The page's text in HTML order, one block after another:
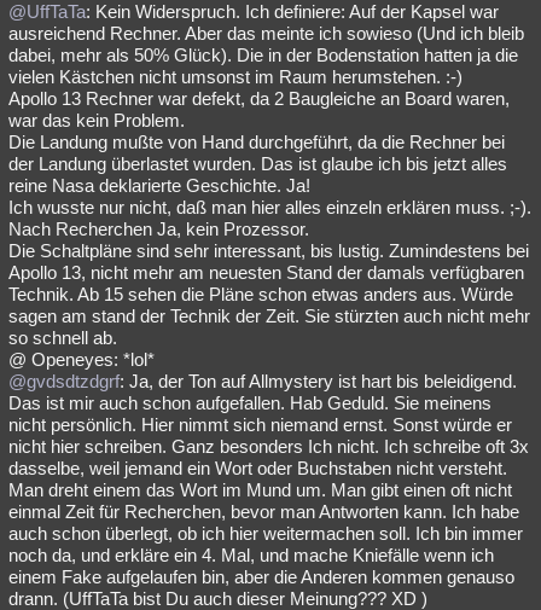
@UffTaTa: Kein Widerspruch. Ich definiere: Auf der Kapsel war
ausreichend Rechner. Aber das meinte ich sowieso (Und ich bleib
dabei, mehr als 50% Glück). Die in der Bodenstation hatten ja die
vielen Kästchen nicht umsonst im Raum herumstehen. :-)
Apollo 13 Rechner war defekt, da 2 Baugleiche an Board waren,
war das kein Problem.
Die Landung mußte von Hand durchgeführt, da die Rechner bei
der Landung überlastet wurden. Das ist glaube ich bis jetzt alles
reine Nasa deklarierte Geschichte. Ja!
Ich wusste nur nicht, daß man hier alles einzeln erklären muss. ;-).
Nach Recherchen Ja, kein Prozessor.
Die Schaltpläne sind sehr interessant, bis lustig. Zumindestens bei
Apollo 13, nicht mehr am neuesten Stand der damals verfügbaren
Technik. Ab 15 sehen die Pläne schon etwas anders aus. Würde
sagen am stand der Technik der Zeit. Sie stürzten auch nicht mehr
so schnell ab.
@ Openeyes: *lol*
@gvdsdtzdgrf: Ja, der Ton auf Allmystery ist hart bis beleidigend.
Das ist mir auch schon aufgefallen. Hab Geduld. Sie meinens
nicht persönlich. Hier nimmt sich niemand ernst. Sonst würde er
nicht hier schreiben. Ganz besonders Ich nicht. Ich schreibe oft 3x
dasselbe, weil jemand ein Wort oder Buchstaben nicht versteht.
Man dreht einem das Wort im Mund um. Man gibt einen oft nicht
einmal Zeit für Recherchen, bevor man Antworten kann. Ich habe
auch schon überlegt, ob ich hier weitermachen soll. Ich bin immer
noch da, und erkläre ein 4. Mal, und mache Kniefälle wenn ich
einem Fake aufgelaufen bin, aber die Anderen kommen genauso
drann. (UffTaTa bist Du auch dieser Meinung??? XD )